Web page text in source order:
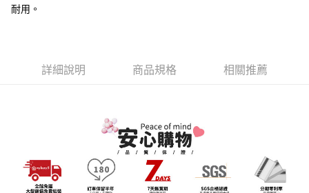
４．使用「AFTEE先享後付」時，將依據個別帳號之用戶狀況，依本公司即
耐用。
詳細說明 商品規格 相關推薦